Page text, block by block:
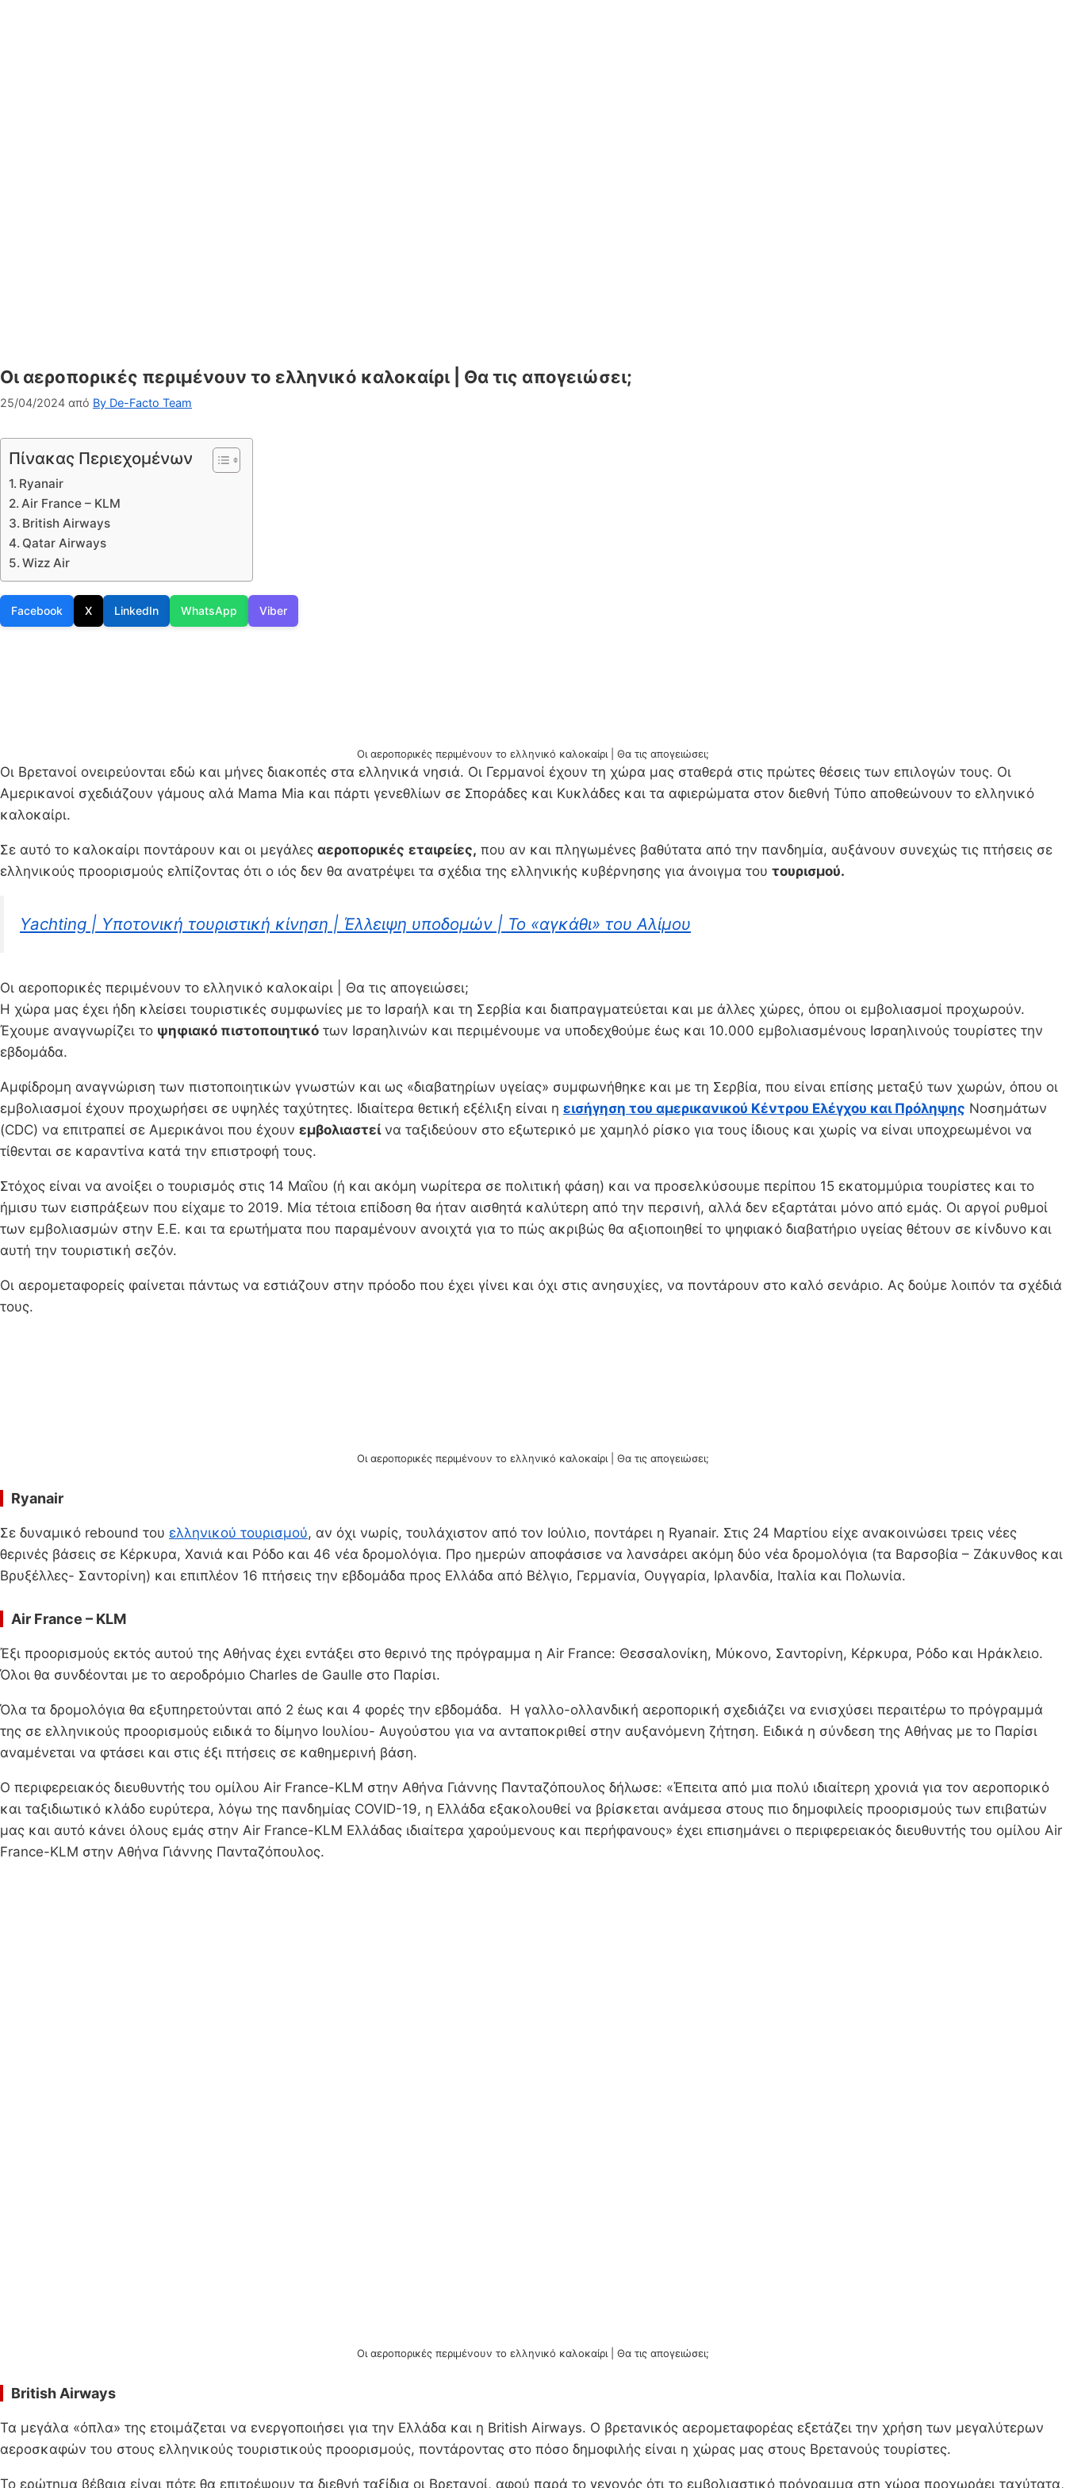
Οι αεροπορικές περιμένουν το ελληνικό καλοκαίρι | Θα τις απογειώσει;
25/04/2024 από By De-Facto Team
Πίνακας Περιεχομένων
Ryanair
Air France – KLM
British Airways
Qatar Airways
Wizz Air
Facebook X LinkedIn WhatsApp Viber
Οι αεροπορικές περιμένουν το ελληνικό καλοκαίρι | Θα τις απογειώσει;
Οι Βρετανοί ονειρεύονται εδώ και μήνες διακοπές στα ελληνικά νησιά. Οι Γερμανοί έχουν τη χώρα μας σταθερά στις πρώτες θέσεις των επιλογών τους. Οι
Αμερικανοί σχεδιάζουν γάμους αλά Mama Mia και πάρτι γενεθλίων σε Σποράδες και Κυκλάδες και τα αφιερώματα στον διεθνή Τύπο αποθεώνουν το ελληνικό
καλοκαίρι.
Σε αυτό το καλοκαίρι ποντάρουν και οι μεγάλες αεροπορικές εταιρείες, που αν και πληγωμένες βαθύτατα από την πανδημία, αυξάνουν συνεχώς τις πτήσεις σε
ελληνικούς προορισμούς ελπίζοντας ότι ο ιός δεν θα ανατρέψει τα σχέδια της ελληνικής κυβέρνησης για άνοιγμα του τουρισμού.
Yachting | Υποτονική τουριστική κίνηση | Έλλειψη υποδομών | Το «αγκάθι» του Αλίμου
Οι αεροπορικές περιμένουν το ελληνικό καλοκαίρι | Θα τις απογειώσει;
Η χώρα μας έχει ήδη κλείσει τουριστικές συμφωνίες με το Ισραήλ και τη Σερβία και διαπραγματεύεται και με άλλες χώρες, όπου οι εμβολιασμοί προχωρούν.
Έχουμε αναγνωρίζει το ψηφιακό πιστοποιητικό των Ισραηλινών και περιμένουμε να υποδεχθούμε έως και 10.000 εμβολιασμένους Ισραηλινούς τουρίστες την
εβδομάδα.
Αμφίδρομη αναγνώριση των πιστοποιητικών γνωστών και ως «διαβατηρίων υγείας» συμφωνήθηκε και με τη Σερβία, που είναι επίσης μεταξύ των χωρών, όπου οι
εμβολιασμοί έχουν προχωρήσει σε υψηλές ταχύτητες. Ιδιαίτερα θετική εξέλιξη είναι η εισήγηση του αμερικανικού Κέντρου Ελέγχου και Πρόληψης Νοσημάτων
(CDC) να επιτραπεί σε Αμερικάνοι που έχουν εμβολιαστείνα ταξιδεύουν στο εξωτερικό με χαμηλό ρίσκο για τους ίδιους και χωρίς να είναι υποχρεωμένοι να
τίθενται σε καραντίνα κατά την επιστροφή τους.
Στόχος είναι να ανοίξει ο τουρισμός στις 14 Μαΐου (ή και ακόμη νωρίτερα σε πολιτική φάση) και να προσελκύσουμε περίπου 15 εκατομμύρια τουρίστες και το
ήμισυ των εισπράξεων που είχαμε το 2019. Μία τέτοια επίδοση θα ήταν αισθητά καλύτερη από την περσινή, αλλά δεν εξαρτάται μόνο από εμάς. Οι αργοί ρυθμοί
των εμβολιασμών στην Ε.Ε. και τα ερωτήματα που παραμένουν ανοιχτά για το πώς ακριβώς θα αξιοποιηθεί το ψηφιακό διαβατήριο υγείας θέτουν σε κίνδυνο και
αυτή την τουριστική σεζόν.
Οι αερομεταφορείς φαίνεται πάντως να εστιάζουν στην πρόοδο που έχει γίνει και όχι στις ανησυχίες, να ποντάρουν στο καλό σενάριο. Ας δούμε λοιπόν τα σχέδιά
τους.
Οι αεροπορικές περιμένουν το ελληνικό καλοκαίρι | Θα τις απογειώσει;
Ryanair
Σε δυναμικό rebound του ελληνικού τουρισμού, αν όχι νωρίς, τουλάχιστον από τον Ιούλιο, ποντάρει η Ryanair. Στις 24 Μαρτίου είχε ανακοινώσει τρεις νέες
θερινές βάσεις σε Κέρκυρα, Χανιά και Ρόδο και 46 νέα δρομολόγια. Προ ημερών αποφάσισε να λανσάρει ακόμη δύο νέα δρομολόγια (τα Βαρσοβία – Ζάκυνθος και
Βρυξέλλες- Σαντορίνη) και επιπλέον 16 πτήσεις την εβδομάδα προς Ελλάδα από Βέλγιο, Γερμανία, Ουγγαρία, Ιρλανδία, Ιταλία και Πολωνία.
Air France – KLM
Έξι προορισμούς εκτός αυτού της Αθήνας έχει εντάξει στο θερινό της πρόγραμμα η Air France: Θεσσαλονίκη, Μύκονο, Σαντορίνη, Κέρκυρα, Ρόδο και Ηράκλειο.
Όλοι θα συνδέονται με το αεροδρόμιο Charles de Gaulle στο Παρίσι.
Όλα τα δρομολόγια θα εξυπηρετούνται από 2 έως και 4 φορές την εβδομάδα. Η γαλλo-ολλανδική αεροπορική σχεδιάζει να ενισχύσει περαιτέρω το πρόγραμμά
της σε ελληνικούς προορισμούς ειδικά το δίμηνο Ιουλίου- Αυγούστου για να ανταποκριθεί στην αυξανόμενη ζήτηση. Ειδικά η σύνδεση της Αθήνας με το Παρίσι
αναμένεται να φτάσει και στις έξι πτήσεις σε καθημερινή βάση.
Ο περιφερειακός διευθυντής του ομίλου Air France-KLM στην Αθήνα Γιάννης Πανταζόπουλος δήλωσε: «Έπειτα από μια πολύ ιδιαίτερη χρονιά για τον αεροπορικό
και ταξιδιωτικό κλάδο ευρύτερα, λόγω της πανδημίας COVID-19, η Ελλάδα εξακολουθεί να βρίσκεται ανάμεσα στους πιο δημοφιλείς προορισμούς των επιβατών
μας και αυτό κάνει όλους εμάς στην Air France-KLM Ελλάδας ιδιαίτερα χαρούμενους και περήφανους» έχει επισημάνει ο περιφερειακός διευθυντής του ομίλου Air
France-KLM στην Αθήνα Γιάννης Πανταζόπουλος.
Οι αεροπορικές περιμένουν το ελληνικό καλοκαίρι | Θα τις απογειώσει;
British Airways
Τα μεγάλα «όπλα» της ετοιμάζεται να ενεργοποιήσει για την Ελλάδα και η British Airways. Ο βρετανικός αερομεταφορέας εξετάζει την χρήση των μεγαλύτερων
αεροσκαφών του στους ελληνικούς τουριστικούς προορισμούς, ποντάροντας στο πόσο δημοφιλής είναι η χώρας μας στους Βρετανούς τουρίστες.
Το ερώτημα βέβαια είναι πότε θα επιτρέψουν τα διεθνή ταξίδια οι Βρετανοί, αφού παρά το γεγονός ότι το εμβολιαστικό πρόγραμμα στη χώρα προχωράει ταχύτατα,